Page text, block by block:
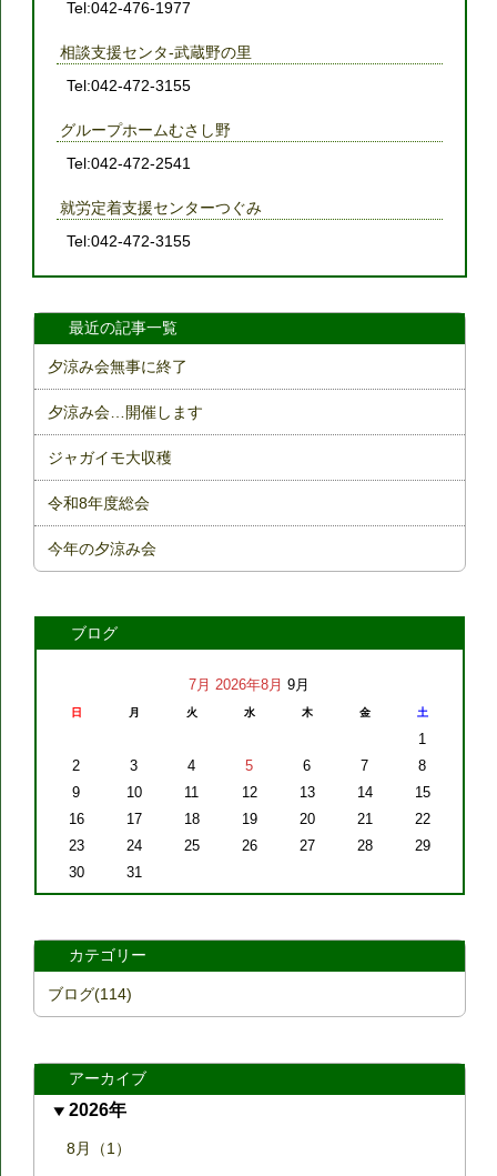
Tel:042-476-1977
相談支援センタ-武蔵野の里
Tel:042-472-3155
グループホームむさし野
Tel:042-472-2541
就労定着支援センターつぐみ
Tel:042-472-3155
最近の記事一覧
夕涼み会無事に終了
夕涼み会…開催します
ジャガイモ大収穫
令和8年度総会
今年の夕涼み会
ブログ
7月 2026年8月 9月
日 月 火 水 木 金 土
1
2
3 4 5 6 7
8
9
10 11 12 13 14
15
16
17 18 19 20 21
22
23
24 25 26 27 28
29
30
31
カテゴリー
ブログ(114)
アーカイブ
2026年
8月（1）